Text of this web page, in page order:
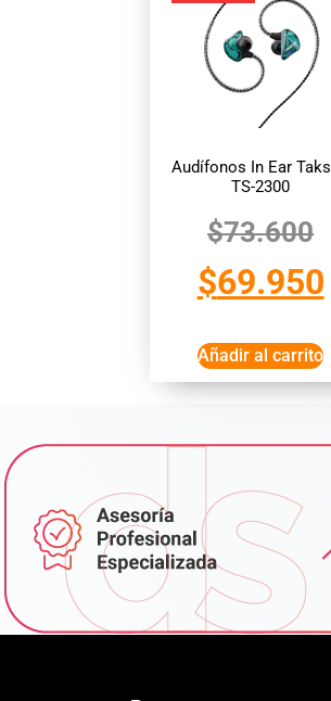
Audífonos In Ear
TS-2300
$73.600
$69.950
Añadir al carrito